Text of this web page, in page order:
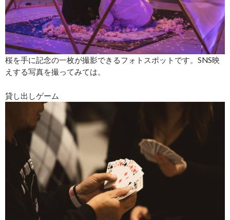
桜を手に記念の一枚が撮影できるフォトスポットです。SNS映
えする写真を撮ってみては。
貸し出しゲーム